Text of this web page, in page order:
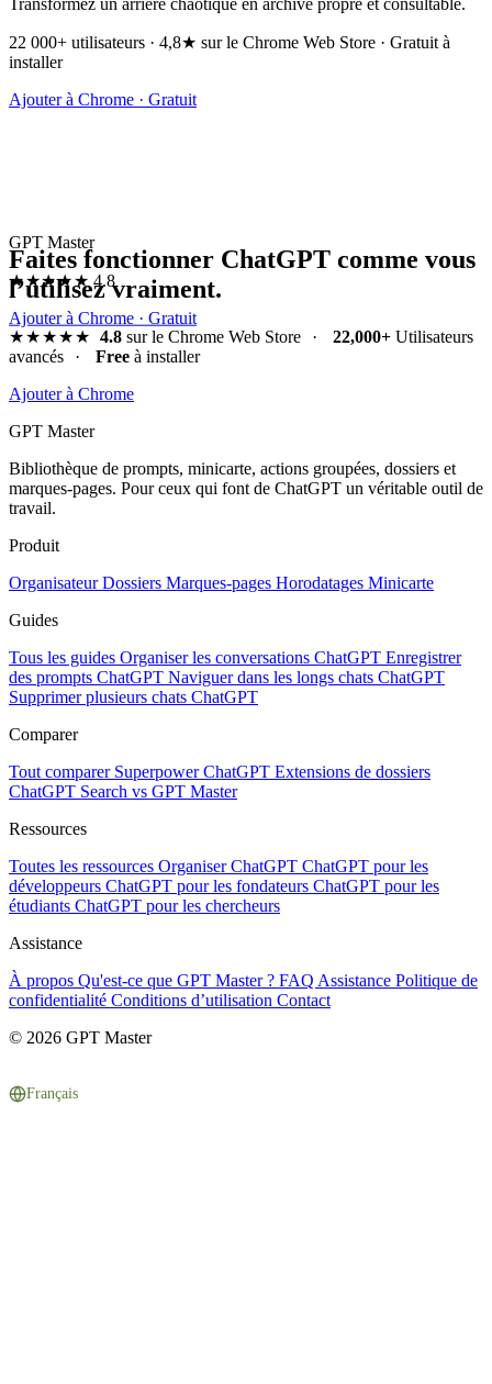
Transformez un arriéré chaotique en archive propre et consultable.
22 000+ utilisateurs · 4,8★ sur le Chrome Web Store · Gratuit à
installer
Ajouter à Chrome · Gratuit
GPT Master
★★★★★ 4.8
Ajouter à Chrome · Gratuit
Faites fonctionner ChatGPT comme vous
l’utilisez vraiment.
★★★★★ 4.8sur le Chrome Web Store · 22,000+Utilisateurs
avancés
· Free à installer
Ajouter à Chrome
GPT Master
Bibliothèque de prompts, minicarte, actions groupées, dossiers et
marques-pages. Pour ceux qui font de ChatGPT un véritable outil de
travail.
Produit
OrganisateurDossiers Marques-pages Horodatages Minicarte
Guides
Tous les guides Organiser les conversations ChatGPT Enregistrer
des prompts ChatGPT Naviguer dans les longs chats ChatGPT
Supprimer plusieurs chats ChatGPT
Comparer
Tout comparer Superpower ChatGPT Extensions de dossiers
ChatGPT Search vs GPT Master
Ressources
Toutes les ressources Organiser ChatGPT ChatGPT pour les
développeurs ChatGPT pour les fondateurs ChatGPT pour les
étudiants ChatGPT pour les chercheurs
Assistance
À propos Qu'est-ce que GPT Master ? FAQ Assistance Politique de
confidentialité Conditions d’utilisation Contact
© 2026 GPT Master
Français